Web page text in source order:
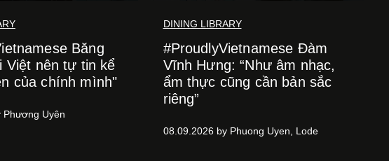
Băng
Việt nên tự tin kể
của chính mình"
Phương Uyên
DINING LIBRARY
#ProudlyVietnamese Đàm
Vĩnh Hưng: “Như âm nhạc,
ẩm thực cũng cần bản sắc
riêng”
08.09.2026 by Phuong Uyen, Lode